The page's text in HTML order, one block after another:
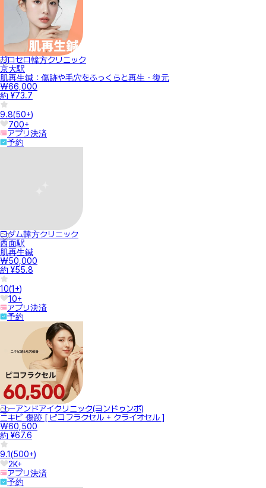
ガロセロ韓方クリニック
京大駅
肌再生鍼：傷跡や毛穴をふっくらと再生・復元
₩66,000
約 ¥73.7
9.8(50+)
700+
アプリ決済
予約
ロダム韓方クリニック
西面駅
肌再生鍼
₩50,000
約 ¥55.8
10(1+)
10+
アプリ決済
予約
ユーアンドアイクリニック(ヨンドゥンポ)
ニキビ 傷跡 [ ピコフラクセル + クライオセル ]
₩60,500
約 ¥67.6
9.1(500+)
2K+
アプリ決済
予約